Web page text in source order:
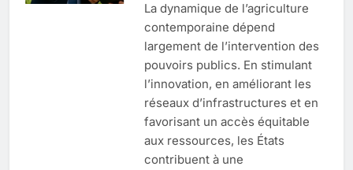
La dynamique de l’agriculture
contemporaine dépend
largement de l’intervention des
pouvoirs publics. En stimulant
l’innovation, en améliorant les
réseaux d’infrastructures et en
favorisant un accès équitable
aux ressources, les États
contribuent à une